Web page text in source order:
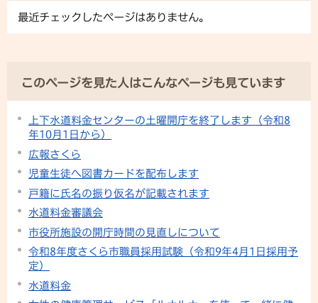
最近チェックしたページはありません。
このページを見た人はこんなページも見ています
上下水道料金センターの土曜開庁を終了します（令和8
年10月1日から）
広報さくら
児童生徒へ図書カードを配布します
戸籍に氏名の振り仮名が記載されます
水道料金審議会
市役所施設の開庁時間の見直しについて
令和8年度さくら市職員採用試験（令和9年4月1日採用予
定）
水道料金